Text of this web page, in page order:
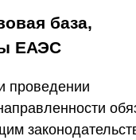
база,
ЕАЭС
проведении